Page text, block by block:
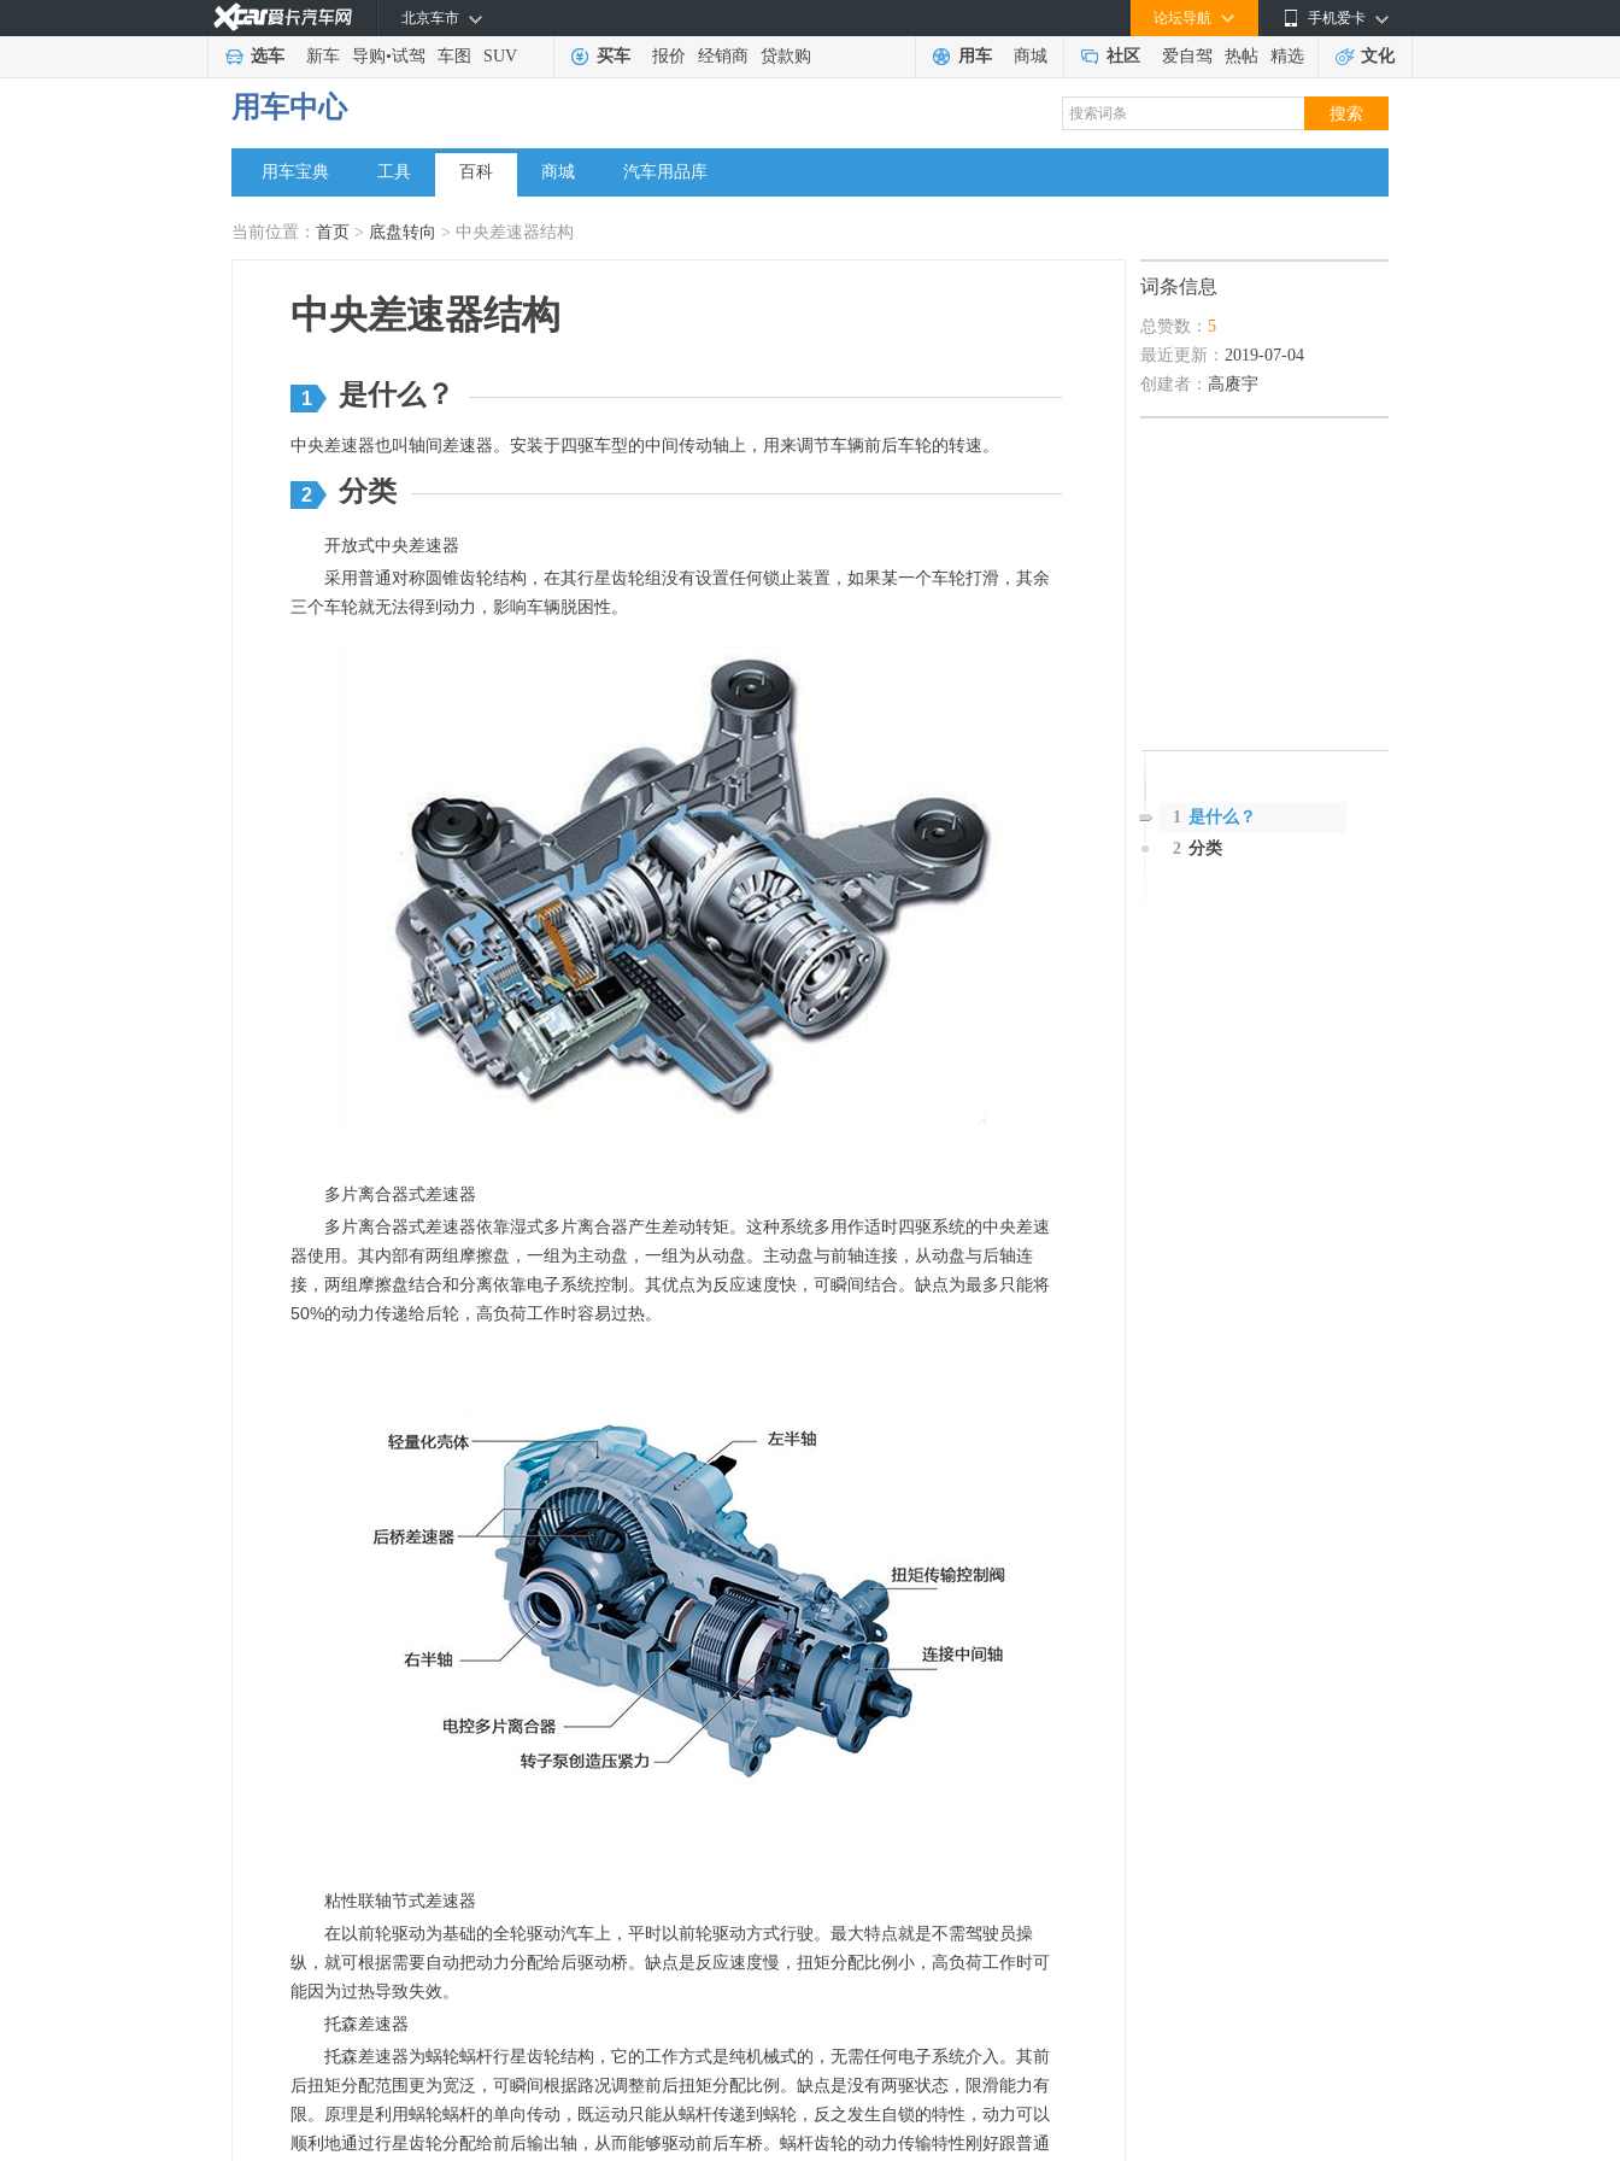
手机爱卡
论坛导航
北京车市
选车 新车 导购•试驾 车图 SUV 买车 报价 经销商 贷款购 用车 商城 社区 爱自驾 热帖 精选 文化
用车中心
用车宝典 工具 百科 商城 汽车用品库
当前位置： 首页 > 底盘转向 > 中央差速器结构
中央差速器结构
1 是什么？
中央差速器也叫轴间差速器。安装于四驱车型的中间传动轴上，用来调节车辆前后车轮的转速。
2 分类
开放式中央差速器
采用普通对称圆锥齿轮结构，在其行星齿轮组没有设置任何锁止装置，如果某一个车轮打滑，其余
三个车轮就无法得到动力，影响车辆脱困性。
多片离合器式差速器
多片离合器式差速器依靠湿式多片离合器产生差动转矩。这种系统多用作适时四驱系统的中央差速
器使用。其内部有两组摩擦盘，一组为主动盘，一组为从动盘。主动盘与前轴连接，从动盘与后轴连
接，两组摩擦盘结合和分离依靠电子系统控制。其优点为反应速度快，可瞬间结合。缺点为最多只能将
50%的动力传递给后轮，高负荷工作时容易过热。
粘性联轴节式差速器
在以前轮驱动为基础的全轮驱动汽车上，平时以前轮驱动方式行驶。最大特点就是不需驾驶员操
纵，就可根据需要自动把动力分配给后驱动桥。缺点是反应速度慢，扭矩分配比例小，高负荷工作时可
能因为过热导致失效。
托森差速器
托森差速器为蜗轮蜗杆行星齿轮结构，它的工作方式是纯机械式的，无需任何电子系统介入。其前
后扭矩分配范围更为宽泛，可瞬间根据路况调整前后扭矩分配比例。缺点是没有两驱状态，限滑能力有
限。原理是利用蜗轮蜗杆的单向传动，既运动只能从蜗杆传递到蜗轮，反之发生自锁的特性，动力可以
顺利地通过行星齿轮分配给前后输出轴，从而能够驱动前后车桥。蜗杆齿轮的动力传输特性刚好跟普通
词条信息
总赞数： 5
最近更新： 2019-07-04
创建者： 高赓宇
1 是什么？
2 分类